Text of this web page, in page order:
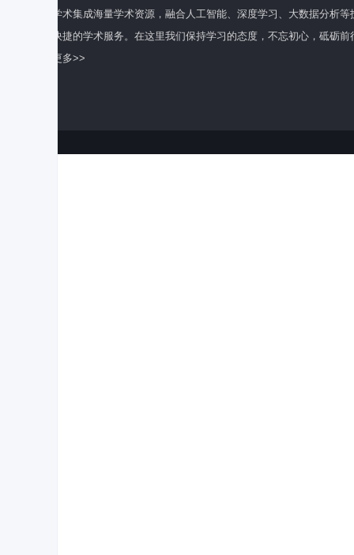
百度学术集成海量学术资源，融合人工智能、深度学习、大数据分析
全面快捷的学术服务。在这里我们保持学习的态度，不忘初心，砥砺前
了解更多>>